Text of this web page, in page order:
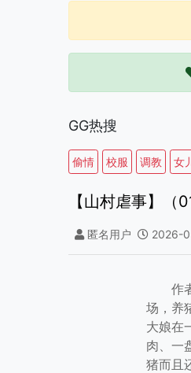
GG热搜
偷情 校服 调教 女
【山村虐事】（
匿名用户 2026-
作
场，养
大娘在
肉、一
猪而且